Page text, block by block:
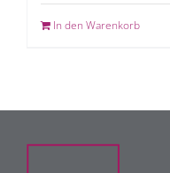
In den Warenkorb